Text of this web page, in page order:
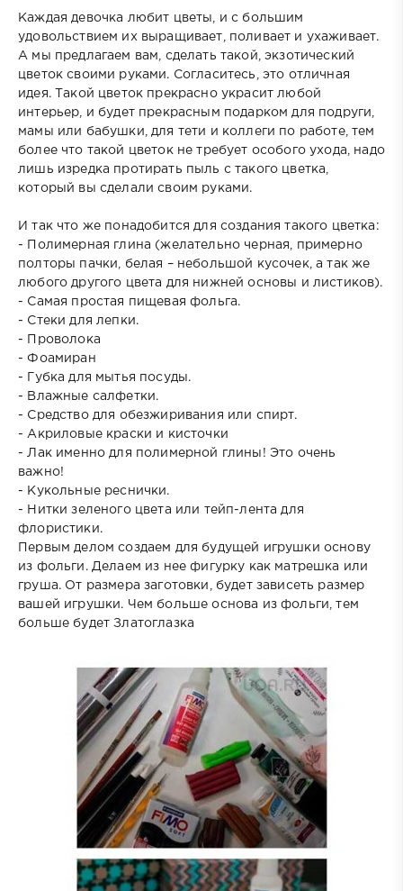
Каждая девочка любит цветы, и с большим
удовольствием их выращивает, поливает и ухаживает.
А мы предлагаем вам, сделать такой, экзотический
цветок своими руками. Согласитесь, это отличная
идея. Такой цветок прекрасно украсит любой
интерьер, и будет прекрасным подарком для подруги,
мамы или бабушки, для тети и коллеги по работе, тем
более что такой цветок не требует особого ухода, надо
лишь изредка протирать пыль с такого цветка,
который вы сделали своим руками.
И так что же понадобится для создания такого цветка:
- Полимерная глина (желательно черная, примерно
полторы пачки, белая – небольшой кусочек, а так же
любого другого цвета для нижней основы и листиков).
- Самая простая пищевая фольга.
- Стеки для лепки.
- Проволока
- Фоамиран
- Губка для мытья посуды.
- Влажные салфетки.
- Средство для обезжиривания или спирт.
- Акриловые краски и кисточки
- Лак именно для полимерной глины! Это очень
важно!
- Кукольные реснички.
- Нитки зеленого цвета или тейп-лента для
флористики.
Первым делом создаем для будущей игрушки основу
из фольги. Делаем из нее фигурку как матрешка или
груша. От размера заготовки, будет зависеть размер
вашей игрушки. Чем больше основа из фольги, тем
больше будет Златоглазка